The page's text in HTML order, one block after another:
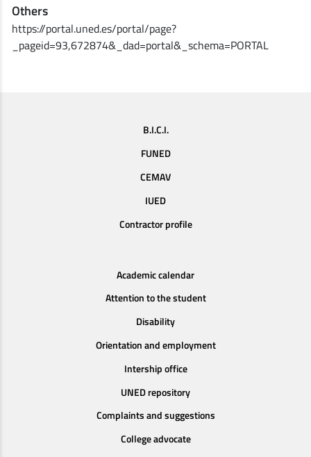
Others
https://portal.uned.es/portal/page?
_pageid=93,672874&_dad=portal&_schema=PORTAL
B.I.C.I.
FUNED
CEMAV
IUED
Contractor profile
Academic calendar
Attention to the student
Disability
Orientation and employment
Intership office
UNED repository
Complaints and suggestions
College advocate